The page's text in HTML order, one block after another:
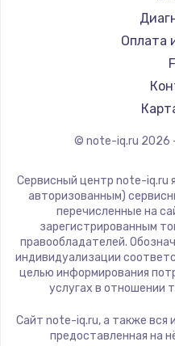
Ремонт
Ремонт
Ремонт
Оплата
© note-iq.ru 2026
Сервисный центр note-iq.ru
авторизованным)
перечисленные на
зарегистрированным
правообладателей.
индивидуализации
целью информирования
услугах в отношении
Сайт note-iq.ru, а также вся
предоставленная на